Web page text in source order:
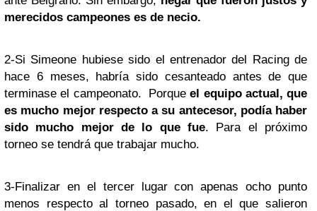
merecidos campeones es de necio.
2-Si Simeone hubiese sido el entrenador del Racing de
hace 6 meses, habría sido cesanteado antes de que
terminase el campeonato. Porqueel equipo actual, que
es mucho mejor respecto a su antecesor, podía haber
sido mucho mejor de lo que fue. Para el próximo
torneo se tendrá que trabajar mucho.
3-Finalizar en el tercer lugar con apenas ocho punto
menos respecto al torneo pasado, en el que salieron